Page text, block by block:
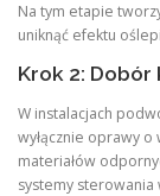
Na tym etapie
uniknąć efektu
Krok 2:
W instalacjach
wyłącznie oprawy o
materiałów
systemy sterowania